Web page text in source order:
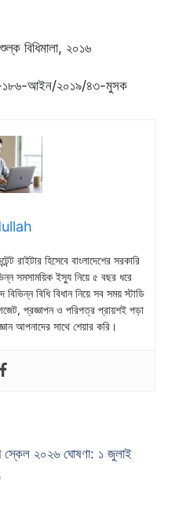
বিধিমালা, ২০১৬
১৮৬-আইন/২০১৯/৪৩-মুসক
হিসেবে বাংলাদেশের সরকারি
সমসাময়িক ইস্যু নিয়ে ৫ বছর ধরে
বিধি বিধান নিয়ে সব সময় স্টাডি
প্রজ্ঞাপন ও পরিপত্র প্রায়শই পড়া
আপনাদের সাথে শেয়ার করি।
স্কেল ২০২৬ ঘোষণা: ১ জুলাই